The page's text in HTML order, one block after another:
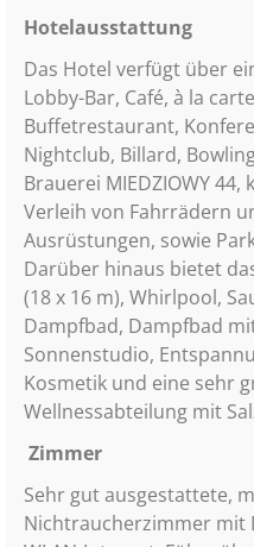
Hotelausstattung
Das Hotel verfügt über
Lobby-Bar, Café, à la
Buffetrestaurant,
Nightclub, Billard,
Brauerei MIEDZIOWY
Verleih von Fahrrädern
Ausrüstungen, sowie
Darüber hinaus bietet
(18 x 16 m), Whirlpool,
Dampfbad, Dampfbad
Sonnenstudio,
Kosmetik und eine sehr
Wellnessabteilung mit
Zimmer
Sehr gut ausgestattete,
Nichtraucherzimmer mit